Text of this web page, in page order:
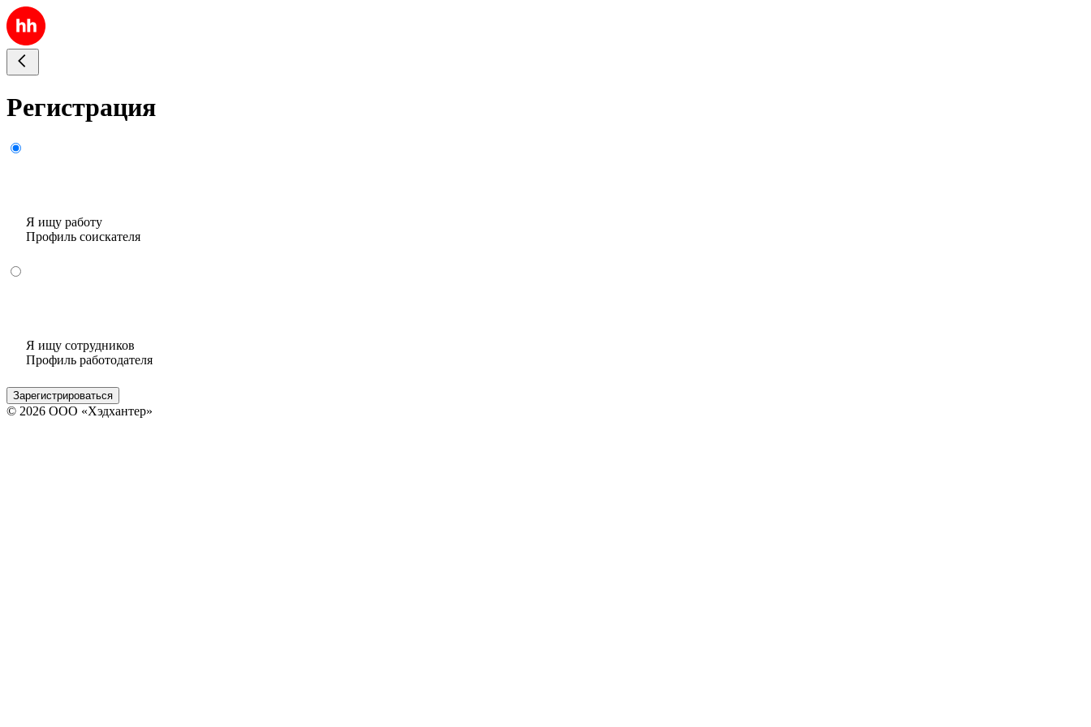
Регистрация
Я ищу работу
Профиль соискателя
Я ищу сотрудников
Профиль работодателя
Зарегистрироваться
© 2026 ООО «Хэдхантер»